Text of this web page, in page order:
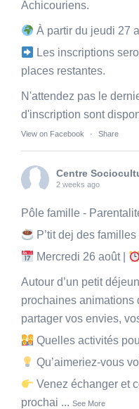
Achicouriens.
À partir du jeudi 27
Les inscriptions
places restantes.
N'attendez pas le
d'inscription sont
View on Facebook · Share
Centre
2 weeks ago
Pôle famille -
P’tit dej des
Mercredi 26 août |
Autour d’un petit
prochaines animations
partager vos envies,
Quelles activités
Qu’aimeriez-vous
Venez échanger et
prochai ... See More